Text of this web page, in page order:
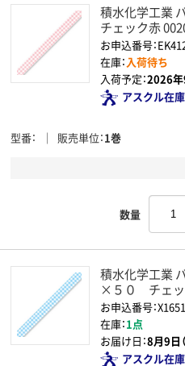
積水化学工業
チェック赤
お申込番号：
在庫：入荷待ち
入荷予定：2026
アスクル在
型番 販売単位 1巻
数量
積水化学工業
×５０ チェッ
お申込番号：
在庫：1点
お届け日：8月9日
アスクル在